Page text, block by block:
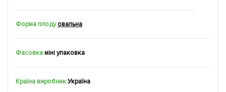
Форма плоду овальна
Фасовкаміні упаковка
Країна виробник Україна